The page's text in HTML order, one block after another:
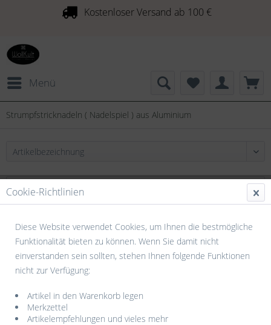
Kostenloser Versand ab 100 €
Menü
Strumpfstricknadeln ( Nadelspiel ) aus Aluminium
addi Novel Quintett 20 cm/ 2,5 mm
Cookie-Richtlinien
Diese Website verwendet Cookies, um Ihnen die bestmögliche
Funktionalität bieten zu können. Wenn Sie damit nicht
einverstanden sein sollten, stehen Ihnen folgende Funktionen
nicht zur Verfügung:
Artikel in den Warenkorb legen
Merkzettel
Artikelempfehlungen und vieles mehr